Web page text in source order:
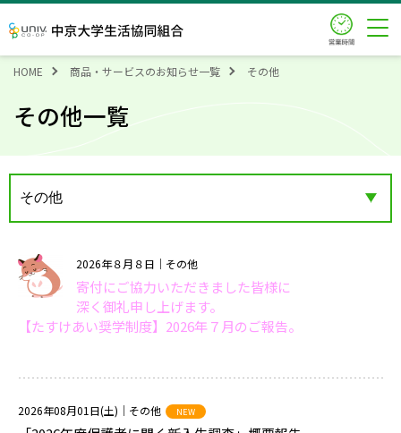
営業時
HOME 商品・サービスのお知らせ一覧 その他
その他一覧
2026年８月８日 ｜その他
寄付にご協力いただきました皆様に
深く御礼申し上げます。
【たすけあい奨学制度】2026年７月のご報告。
2026年08月01日(土) ｜その他 NEW